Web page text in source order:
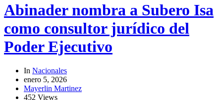
Abinader nombra a Subero Isa
como consultor jurídico del
Poder Ejecutivo
In Nacionales
enero 5, 2026
Mayerlin Martinez
452 Views